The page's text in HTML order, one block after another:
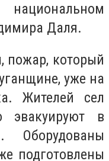
Даля.
пожар, который
уже на
Жителей сел
эвакуируют в
Оборудованы
подготовлены